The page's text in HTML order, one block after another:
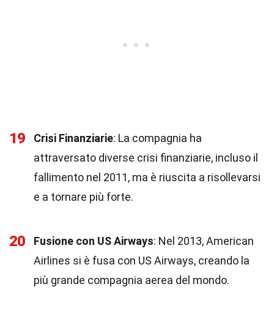
19 Crisi Finanziarie: La compagnia ha
attraversato diverse crisi finanziarie, incluso il
fallimento nel 2011, ma è riuscita a risollevarsi
e a tornare più forte.
20 Fusione con US Airways: Nel 2013, American
Airlines si è fusa con US Airways, creando la
più grande compagnia aerea del mondo.